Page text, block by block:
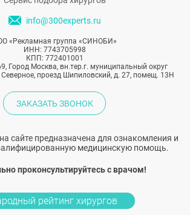
info@300experts.ru
«Рекламная группа «СИНОБИ»
ИНН: 7743705998
КПП: 772401001
Город Москва, вн.тер.г. муниципальный округ
проезд Шипиловский, д. 27, помещ. 13Н
ЗАКАЗАТЬ ЗВОНОК
сайте предназначена для ознакомления и
медицинскую помощь.
проконсультируйтесь с врачом!
рейтинг хирургов